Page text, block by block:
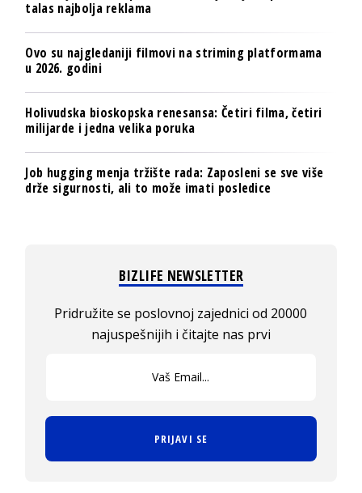
talas najbolja reklama
Ovo su najgledaniji filmovi na striming platformama
u 2026. godini
Holivudska bioskopska renesansa: Četiri filma, četiri
milijarde i jedna velika poruka
Job hugging menja tržište rada: Zaposleni se sve više
drže sigurnosti, ali to može imati posledice
BIZLIFE NEWSLETTER
Pridružite se poslovnoj zajednici od 20000
najuspešnijih i čitajte nas prvi
PRIJAVI SE